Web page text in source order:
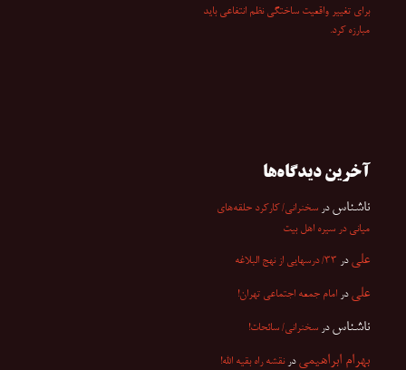
برای تغییر واقعیت ساختگی نظم انتفاعی باید
مبارزه کرد.
آخرین دیدگاه‌ها
ناشناس در سخنرانی/ کارکرد حلقه‌های
میانی در سیره اهل بیت
علی در ۳۳/ درسهایی از نهج البلاغه
علی در امام جمعه اجتماعی تهران!
ناشناس در سخنرانی/ سائحات!
بهرام ابراهیمی درنقشه راه بقیه الله!